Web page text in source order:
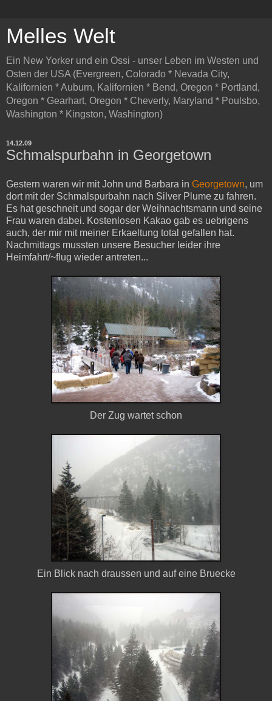
Melles Welt
Ein New Yorker und ein Ossi - unser Leben im Westen und
Osten der USA (Evergreen, Colorado * Nevada City,
Kalifornien * Auburn, Kalifornien * Bend, Oregon * Portland,
Oregon * Gearhart, Oregon * Cheverly, Maryland * Poulsbo,
Washington * Kingston, Washington)
14.12.09
Schmalspurbahn in Georgetown
Gestern waren wir mitJohn und Barbara in Georgetown, um
dort mit der Schmalspurbahn nach Silver Plume zu fahren.
Es hatgeschneit und sogar der Weihnachtsmann und seine
Frau waren dabei. Kostenlosen Kakao gab es uebrigens
auch, der mir mit meiner Erkaeltung total gefallen hat.
Nachmittags mussten unsere Besucher leider ihre
Heimfahrt/~flug wieder antreten...
Der Zug wartet schon
Ein Blick nach draussen und auf eine Bruecke